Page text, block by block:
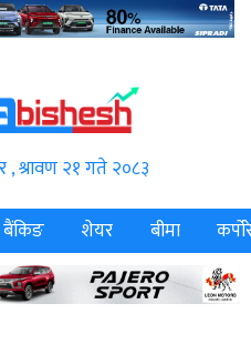
, श्रावण २१ गते २०८३
बैंकिङ शेयर बीमा